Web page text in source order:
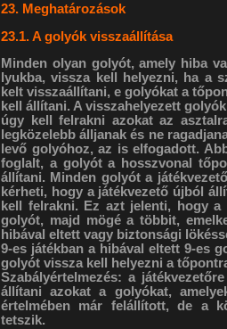
23. Meghatározások
23.1. A golyók visszaállítása
Minden olyan golyót, amely hiba
lyukba, vissza kell helyezni, ha a
kelt visszaállítani, e golyókat a
kell állítani. A visszahelyezett
úgy kell felrakni azokat az
legközelebb álljanak és ne
levő golyóhoz, az is elfogadott.
foglalt, a golyót a hosszvonal
állítani. Minden golyót a
kérheti, hogy a játékvezető újból
kell felrakni. Ez azt jelenti, hogy
golyót, majd mögé a többit,
hibával eltett vagy biztonsági
9-es játékban a hibával eltett 9-es
golyót vissza kell helyezni a
Szabályértelmezés: a
állítani azokat a golyókat,
értelmében már felállított, de a
tetszik.